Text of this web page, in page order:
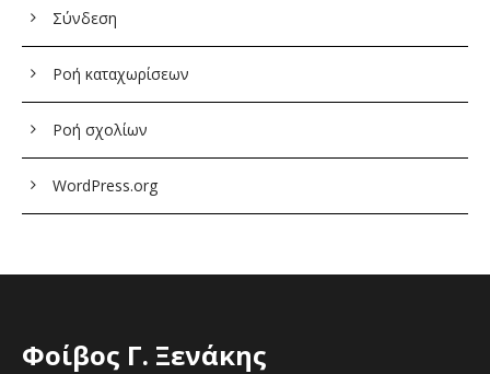
Σύνδεση
Ροή καταχωρίσεων
Ροή σχολίων
WordPress.org
Φοίβος Γ. Ξενάκης